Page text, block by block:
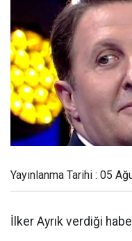
Yayınlanma Tarihi : 05
İlker Ayrık verdiği